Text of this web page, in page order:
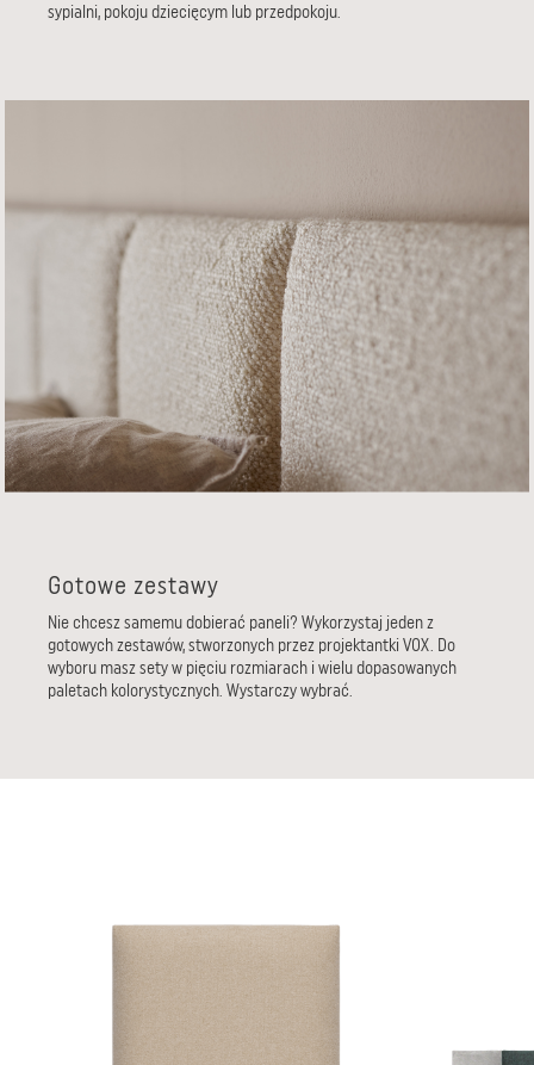
sypialni, pokoju dziecięcym lub przedpokoju.
Gotowe zestawy
Nie chcesz samemu dobierać paneli? Wykorzystaj jeden z
gotowych zestawów, stworzonych przez projektantki VOX. Do
wyboru masz sety w pięciu rozmiarach i wielu dopasowanych
paletach kolorystycznych. Wystarczy wybrać.